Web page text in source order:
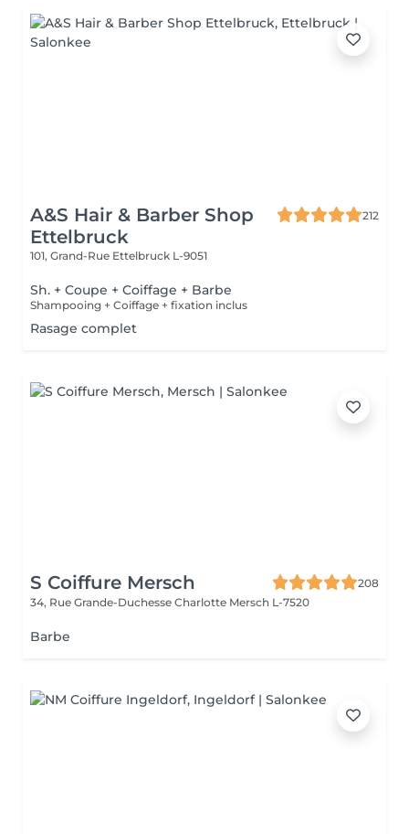
A&S Hair & Barber Shop
Ettelbruck
212
101, Grand-Rue Ettelbruck L-9051
Sh. + Coupe + Coiffage + Barbe
Shampooing + Coiffage + fixation inclus
Rasage complet
S Coiffure Mersch
208
34, Rue Grande-Duchesse Charlotte Mersch L-7520
Barbe